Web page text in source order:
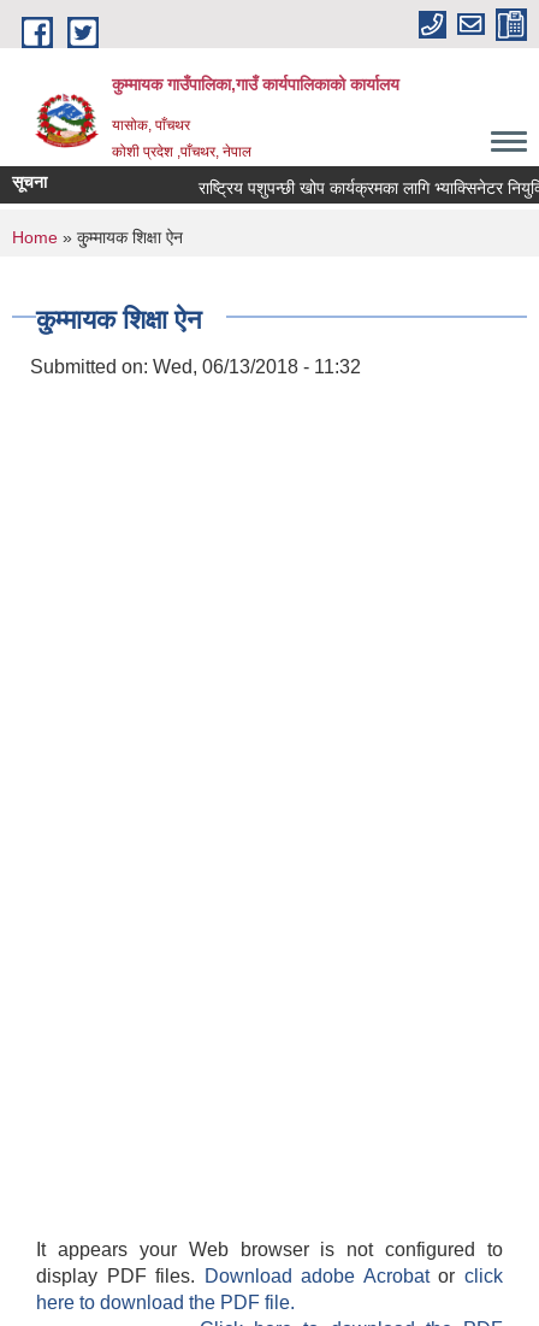
Skip to main content
कुम्मायक गाउँपालिका,गाउँ कार्यपालिकाको कार्यालय
यासोक, पाँचथर
कोशी प्रदेश ,पाँचथर, नेपाल
सूचना राष्ट्रिय पशुपन्छी खोप कार्यक्रमका लागि भ्याक्सिनेटर
You are here
Home » कु्म्मायक शिक्षा ऐन
कु्म्मायक शिक्षा ऐन
Submitted on: Wed, 06/13/2018 - 11:32
It appears your Web browser is not configured to
display PDF files.
Download adobe Acrobatorclick
here to download the PDF file.